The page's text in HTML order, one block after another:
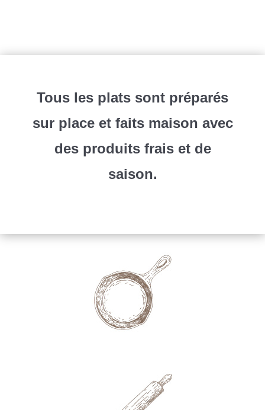
Tous les plats sont préparés
sur place et faits maison avec
des produits frais et de
saison.